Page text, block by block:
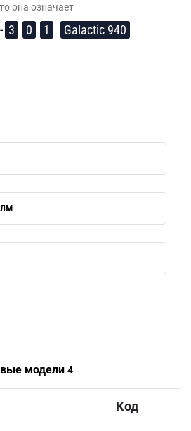
она означает
3 0 1 Galactic 940
модели 4
Код